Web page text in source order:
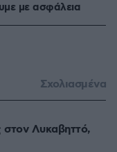
με ασφάλεια
Σχολιασμένα
στον Λυκαβηττό,